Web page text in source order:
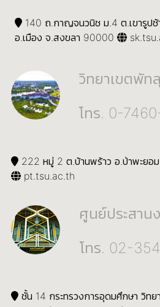
140 ถ.กาญจนวนิช ม.4 ต.เขารูปช้
อ.เมือง จ.สงขลา 90000
วิทยาเขตพัท
โทร. 0-
222 หมู่ 2 ต.บ้านพร้าว อ.ป่าพะยอ
pt.tsu.ac.th
ศูนย์ประสาน
โทร. 02-
ชั้น 14 กระทรวงการอุดมศึกษา วิทย